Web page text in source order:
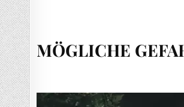
MÖGLICHE